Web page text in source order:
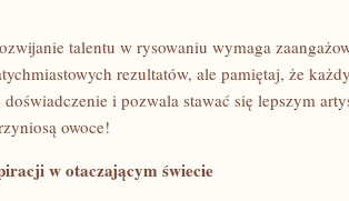
talentu w rysowaniu wymaga
⁣rezultatów, ⁣ale pamiętaj, że
i pozwala stawać się lepszym
owoce!
​w otaczającym świecie